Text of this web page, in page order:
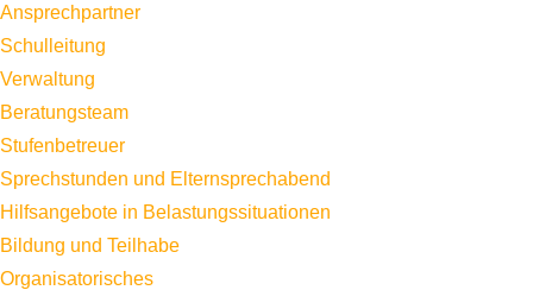
Ansprechpartner
Schulleitung
Verwaltung
Beratungsteam
Stufenbetreuer
Sprechstunden und Elternsprechabend
Hilfsangebote in Belastungssituationen
Bildung und Teilhabe
Organisatorisches